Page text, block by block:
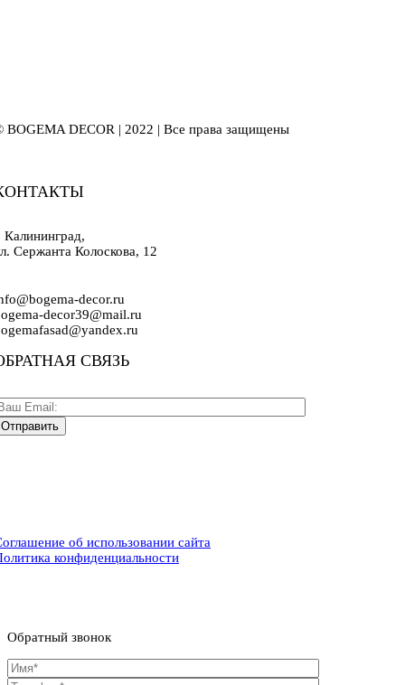
BOGEMA DECOR | 2022 | Все права защищены
Калининград,
Сержанта Колоскова, 12
decor.ru
decor39@mail.ru
СВЯЗЬ
об использовании сайта
конфиденциальности
Обратный звонок